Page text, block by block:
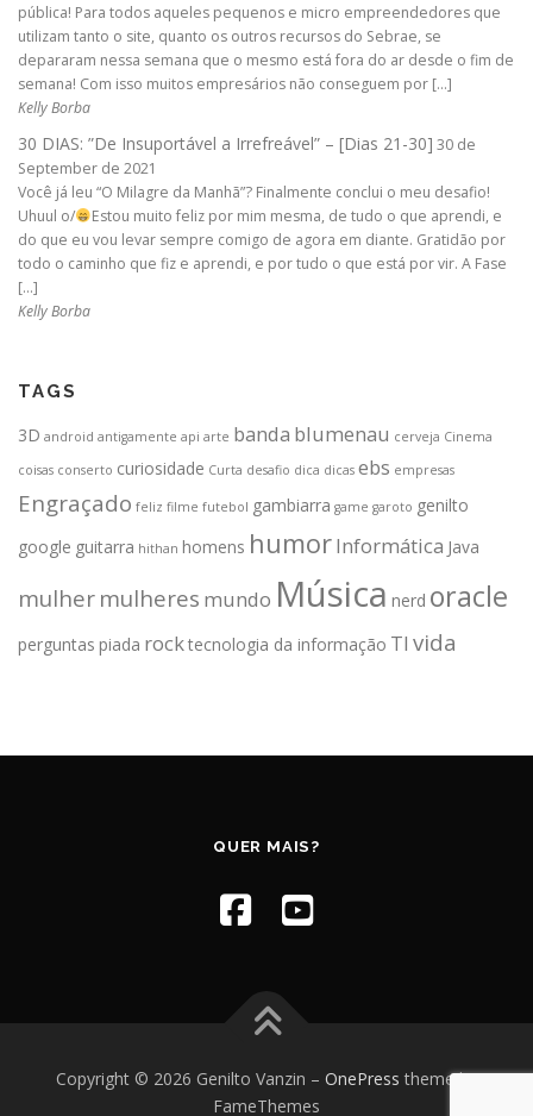
pública! Para todos aqueles pequenos e micro empreendedores que
utilizam tanto o site, quanto os outros recursos do Sebrae, se
depararam nessa semana que o mesmo está fora do ar desde o fim de
semana! Com isso muitos empresários não conseguem por […]
Kelly Borba
30 DIAS: ”De Insuportável a Irrefreável” – [Dias 21-30] 30 de
September de 2021
Você já leu “O Milagre da Manhã”? Finalmente conclui o meu desafio!
Uhuul o/
Estou muito feliz por mim mesma, de tudo o que aprendi, e
do que eu vou levar sempre comigo de agora em diante. Gratidão por
todo o caminho que fiz e aprendi, e por tudo o que está por vir. A Fase
[…]
Kelly Borba
TAGS
3D android antigamente api arte banda blumenau cerveja Cinema
coisas conserto curiosidade Curta desafio dica dicas ebs empresas
Engraçado feliz filme futebol gambiarra game garoto genilto
google guitarra hithan homens humorInformática Java
mulher mulheres mundo Música nerd oracle
perguntas piada rocktecnologia da informação TI vida
QUER MAIS?
Copyright © 2026 Genilto Vanzin – OnePress theme by
FameThemes